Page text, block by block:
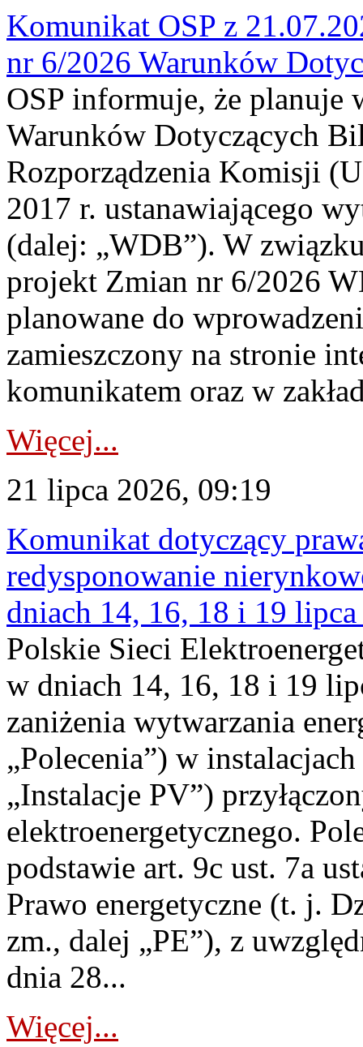
Komunikat OSP z
nr 6/2026 Warunków
OSP informuje, że planuje
Warunków Dotyczących
Rozporządzenia Komisji
2017 r. ustanawiającego
(dalej: „WDB”). W
projekt Zmian nr 6/2026
planowane do
zamieszczony na stronie
komunikatem oraz w
Więcej...
21 lipca 2026, 09:19
Komunikat dotyczący
redysponowanie
dniach 14, 16, 18 i 19
Polskie Sieci
w dniach 14, 16, 18 i 19
zaniżenia wytwarzania
„Polecenia”) w
„Instalacje PV”)
elektroenergetycznego.
podstawie art. 9c ust. 7a
Prawo energetyczne (t. j.
zm., dalej „PE”), z
dnia 28...
Więcej...